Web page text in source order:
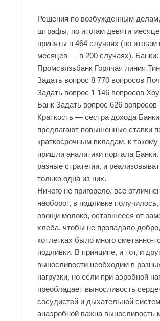
Решения по возбужденным
штрафы, по итогам девяти
приняты в 464 случаях (по
месяцев — в 200 случаях). Банки:
Промсвязьбанк Горячая линия
Задать вопрос 8 770 вопросов
Задать вопрос 1 146 вопросов
Банк Задать вопрос 626 вопросов
Краткость — сестра дохода
предлагают повышенные ставки
краткосрочным вкладам, к
пришли аналитики портала
разные стратегии, и
только одна из них.
Ничего не пригорело, все
наоборот, в подливке
овощи молоко, оставшееся от
хлеба, чтобы не пропадало
котлетках было много сметанно-
подливки. В принципе, и тот, и
выносливости необходим в
нагрузки, но если при аэробной
преобладает выносливость
сосудистой и дыхательной
анаэробной важна